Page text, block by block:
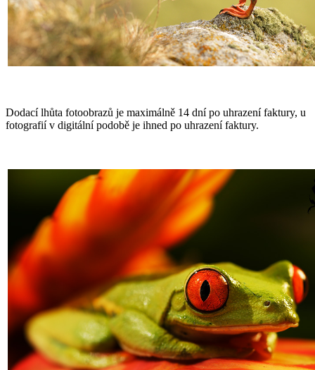
Dodací lhůta fotoobrazů je maximálně 14 dní po uhrazení faktury, u
fotografií v digitální podobě je ihned po uhrazení faktury.